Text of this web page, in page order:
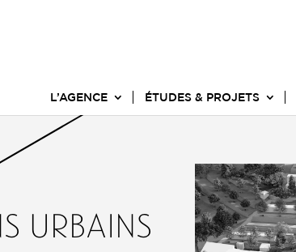
L’AGENCE ÉTUDES & PROJETS
urbains